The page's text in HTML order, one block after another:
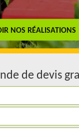
NOS RÉALISATIONS
de devis